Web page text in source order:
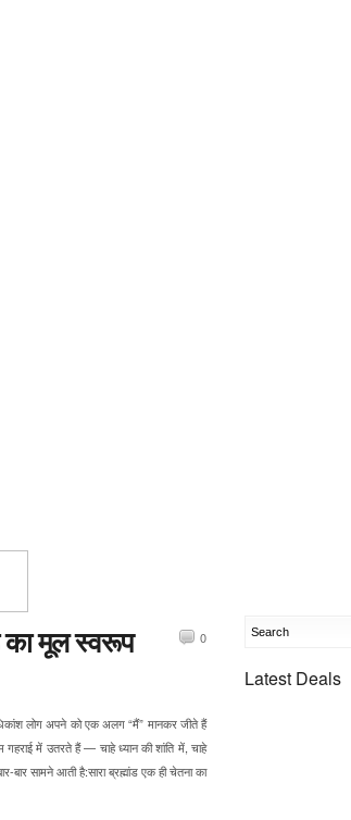
का मूल स्वरूप 0
लोग अपने को एक अलग “मैं” मानकर जीते हैं
में उतरते हैं — चाहे ध्यान की शांति में, चाहे
बार सामने आती है:सारा ब्रह्मांड एक ही चेतना का
Latest Deals